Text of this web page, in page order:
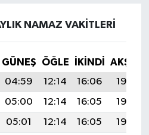
NAMAZ VAKITLERI
GÜNEŞ ÖĞLE İKINDI
AKŞAM
04:59 12:14 16:06
19:19
05:00 12:14 16:05
19:18
05:01 12:14 16:05
19:17